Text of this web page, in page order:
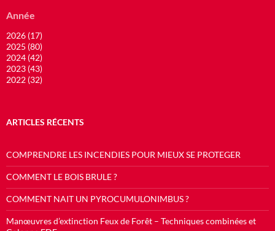
Année
2026 (17)
2025 (80)
2024 (42)
2023 (43)
2022 (32)
ARTICLES RÉCENTS
COMPRENDRE LES INCENDIES POUR MIEUX SE PROTEGER
COMMENT LE BOIS BRULE ?
COMMENT NAIT UN PYROCUMULONIMBUS ?
Manœuvres d’extinction Feux de Forêt – Techniques combinées et